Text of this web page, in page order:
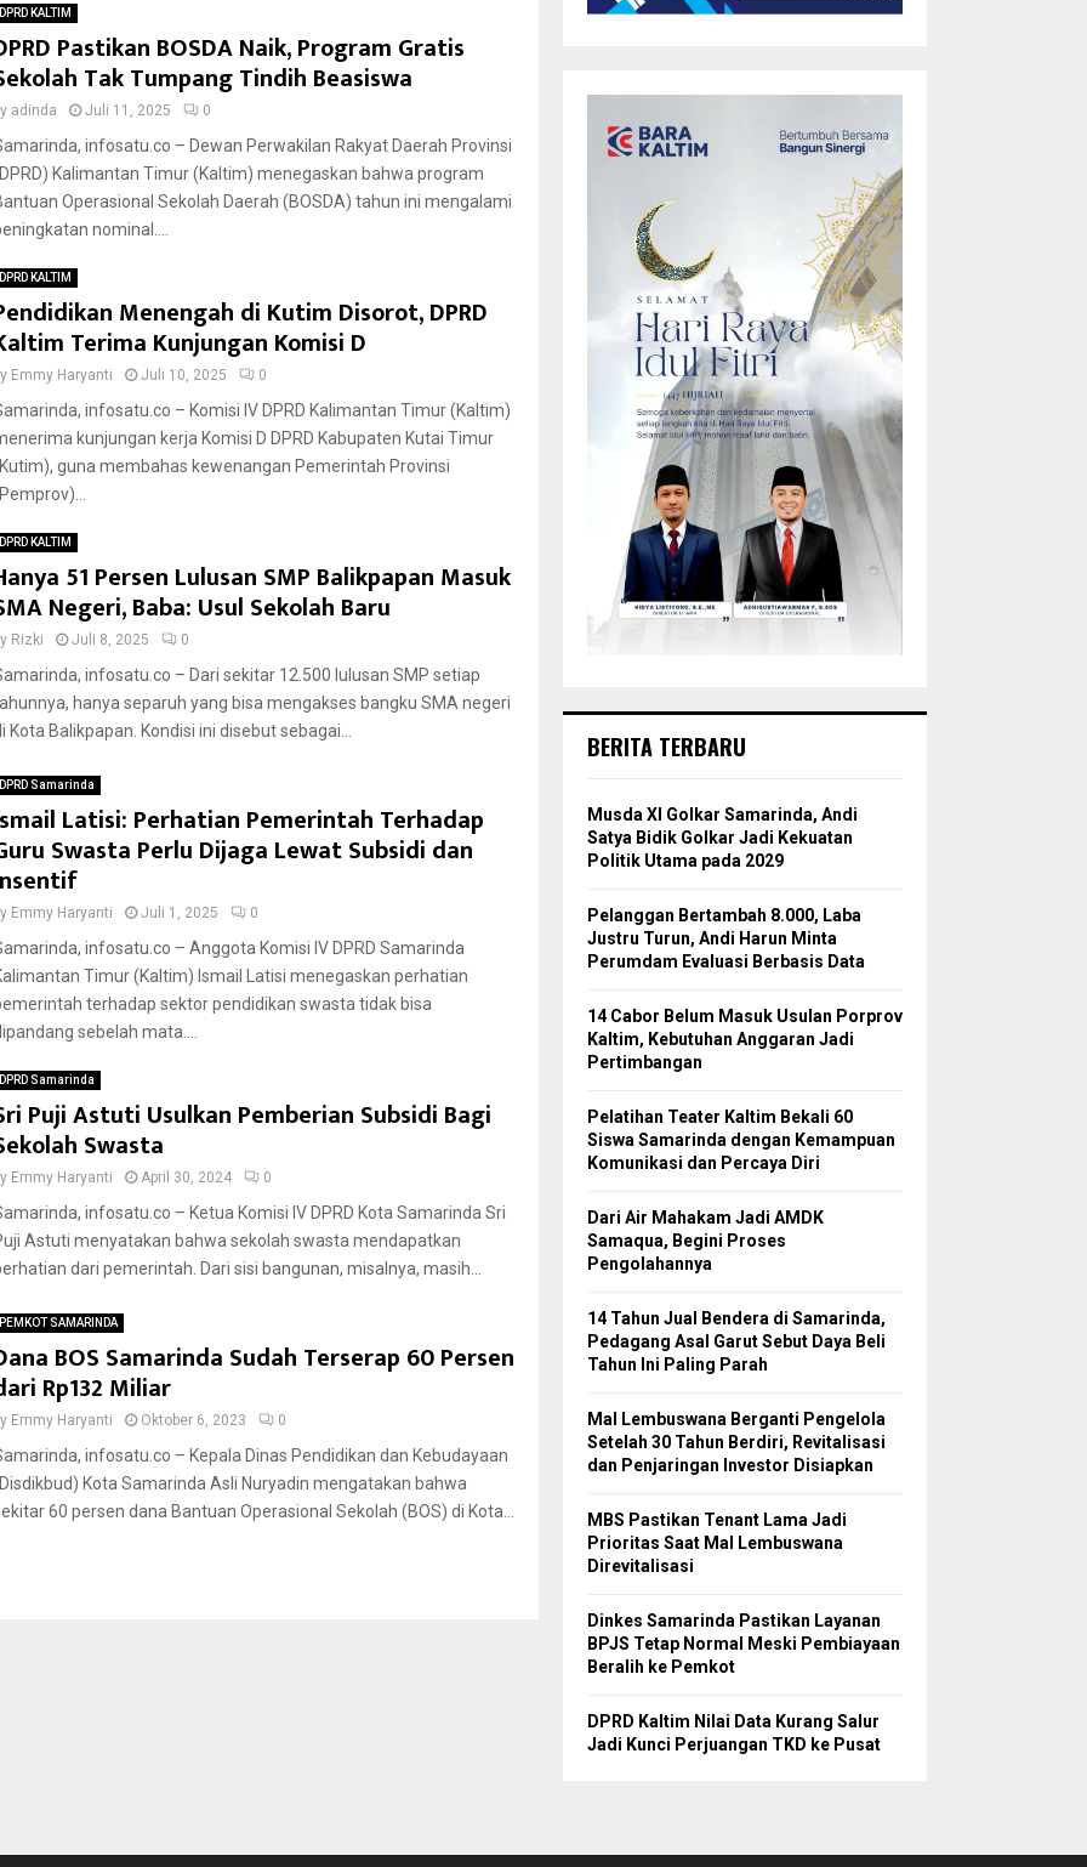
DPRD KALTIM
Pastikan BOSDA Naik, Program Gratis
Tak Tumpang Tindih Beasiswa
adinda Juli 11, 2025 0
infosatu.co – Dewan Perwakilan Rakyat Daerah Provinsi
Kalimantan Timur (Kaltim) menegaskan bahwa program
Operasional Sekolah Daerah (BOSDA) tahun ini mengalami
nominal....
DPRD KALTIM
Menengah di Kutim Disorot, DPRD
Terima Kunjungan Komisi D
Emmy Haryanti Juli 10, 2025 0
infosatu.co – Komisi IV DPRD Kalimantan Timur (Kaltim)
kunjungan kerja Komisi D DPRD Kabupaten Kutai Timur
guna membahas kewenangan Pemerintah Provinsi
DPRD KALTIM
51 Persen Lulusan SMP Balikpapan Masuk
Negeri, Baba: Usul Sekolah Baru
Rizki Juli 8, 2025 0
infosatu.co – Dari sekitar 12.500 lulusan SMP setiap
hanya separuh yang bisa mengakses bangku SMA negeri
Kota Balikpapan. Kondisi ini disebut sebagai...
DPRD Samarinda
Latisi: Perhatian Pemerintah Terhadap
Swasta Perlu Dijaga Lewat Subsidi dan
Emmy Haryanti Juli 1, 2025 0
infosatu.co – Anggota Komisi IV DPRD Samarinda
Timur (Kaltim) Ismail Latisi menegaskan perhatian
terhadap sektor pendidikan swasta tidak bisa
sebelah mata....
DPRD Samarinda
Puji Astuti Usulkan Pemberian Subsidi Bagi
Swasta
Emmy Haryanti April 30, 2024 0
infosatu.co – Ketua Komisi IV DPRD Kota Samarinda Sri
Astuti menyatakan bahwa sekolah swasta mendapatkan
dari pemerintah. Dari sisi bangunan, misalnya, masih...
PEMKOT SAMARINDA
BOS Samarinda Sudah Terserap 60 Persen
Rp132 Miliar
Emmy Haryanti Oktober 6, 2023 0
infosatu.co – Kepala Dinas Pendidikan dan Kebudayaan
Kota Samarinda Asli Nuryadin mengatakan bahwa
60 persen dana Bantuan Operasional Sekolah (BOS) di Kota...
BERITA TERBARU
Musda XI Golkar Samarinda, Andi
Satya Bidik Golkar Jadi Kekuatan
Politik Utama pada 2029
Pelanggan Bertambah 8.000, Laba
Justru Turun, Andi Harun Minta
Perumdam Evaluasi Berbasis Data
14 Cabor Belum Masuk Usulan Porprov
Kaltim, Kebutuhan Anggaran Jadi
Pertimbangan
Pelatihan Teater Kaltim Bekali 60
Siswa Samarinda dengan Kemampuan
Komunikasi dan Percaya Diri
Dari Air Mahakam Jadi AMDK
Samaqua, Begini Proses
Pengolahannya
14 Tahun Jual Bendera di Samarinda,
Pedagang Asal Garut Sebut Daya Beli
Tahun Ini Paling Parah
Mal Lembuswana Berganti Pengelola
Setelah 30 Tahun Berdiri, Revitalisasi
dan Penjaringan Investor Disiapkan
MBS Pastikan Tenant Lama Jadi
Prioritas Saat Mal Lembuswana
Direvitalisasi
Dinkes Samarinda Pastikan Layanan
BPJS Tetap Normal Meski Pembiayaan
Beralih ke Pemkot
DPRD Kaltim Nilai Data Kurang Salur
Jadi Kunci Perjuangan TKD ke Pusat